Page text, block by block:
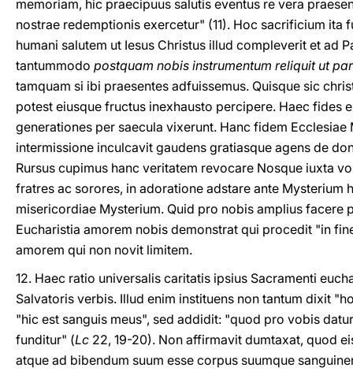
memoriam, hic praecipuus salutis eventus re vera
nostrae redemptionis exercetur" (11). Hoc sacrificium ita
humani salutem ut Iesus Christus illud compleverit et ad
tantummodo postquam nobis instrumentum reliquit ut
tamquam si ibi praesentes adfuissemus. Quisque sic
potest eiusque fructus inexhausto percipere. Haec fides
generationes per saecula vixerunt. Hanc fidem Ecclesiae
intermissione inculcavit gaudens gratiasque agens de
Rursus cupimus hanc veritatem revocare Nosque iuxta
fratres ac sorores, in adoratione adstare ante Mysterium
misericordiae Mysterium. Quid pro nobis amplius facere
Eucharistia amorem nobis demonstrat qui procedit "in
amorem qui non novit limitem.
12. Haec ratio universalis caritatis ipsius Sacramenti
Salvatoris verbis. Illud enim instituens non tantum dixit
"hic est sanguis meus", sed addidit: "quod pro vobis
funditur" (Lc 22, 19-20). Non affirmavit dumtaxat, quod
atque ad bibendum suum esse corpus suumque